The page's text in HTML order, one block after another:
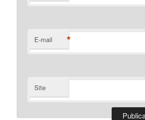
E-mail *
Site